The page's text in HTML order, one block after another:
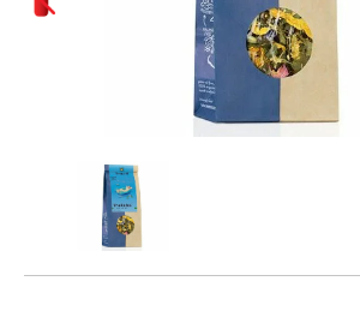
Bezlepkové bezvaječné strukovinové cestoviny
Bezvaječné cestoviny pre deti z tvrdej pšenice
Pšeničné biele bezvaječné cestoviny
Pšeničné zeleninové bezvaječné cetoviny
Ražné celozrnné bezvaječné cestoviny
Špaldové biele bezvaječné cestoviny
Čaje Dr.Popov
Čaje porciované bylinné a s korením Sonnentor
Čaje porciované jednozložkové Sonnentor
Čaje sypané - bylinné a korenené zmesi
Čaje sypané biele Sonnentor
Čaje sypané čierne Sonnentor